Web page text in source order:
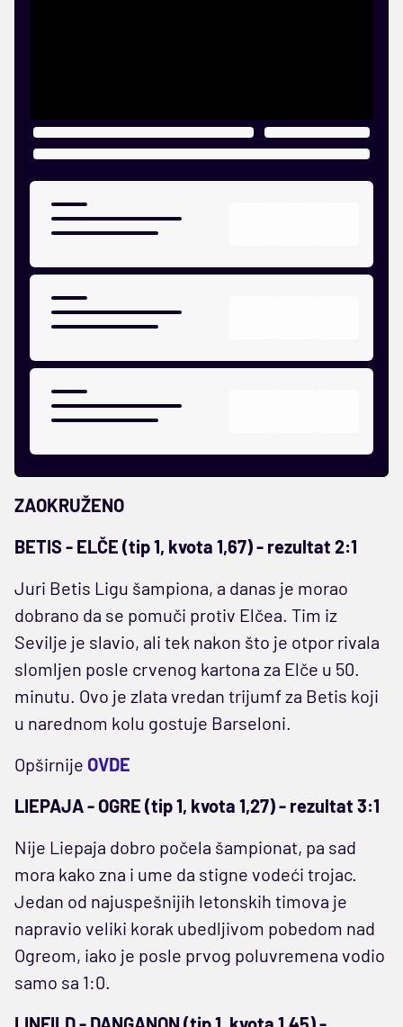
ZAOKRUŽENO
BETIS - ELČE (tip 1, kvota 1,67) - rezultat 2:1
Juri Betis Ligu šampiona, a danas je morao
dobrano da se pomuči protiv Elčea. Tim iz
Sevilje je slavio, ali tek nakon što je otpor rivala
slomljen posle crvenog kartona za Elče u 50.
minutu. Ovo je zlata vredan trijumf za Betis koji
u narednom kolu gostuje Barseloni.
Opširnije OVDE
LIEPAJA - OGRE (tip 1, kvota 1,27) - rezultat 3:1
Nije Liepaja dobro počela šampionat, pa sad
mora kako zna i ume da stigne vodeći trojac.
Jedan od najuspešnijih letonskih timova je
napravio veliki korak ubedljivom pobedom nad
Ogreom, iako je posle prvog poluvremena vodio
samo sa 1:0.